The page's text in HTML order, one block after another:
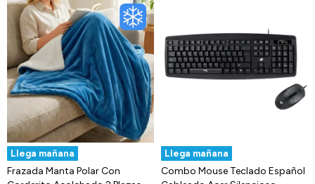
Llega mañana
Frazada Manta Polar Con
Llega mañana
Combo Mouse Teclado Español